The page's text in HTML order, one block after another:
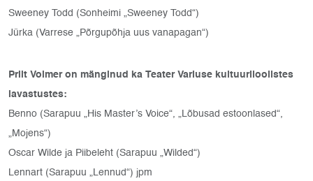
Sweeney Todd (Sonheimi „Sweeney Todd“)
Jürka (Varrese „Põrgupõhja uus vanapagan“)
Priit Volmer on mänginud ka Teater Variuse kultuuriloolistes
lavastustes:
Benno (Sarapuu „His Master’s Voice“, „Lõbusad estoonlased“,
„Mojens“)
Oscar Wilde ja Piibeleht (Sarapuu „Wilded“)
Lennart (Sarapuu „Lennud“) jpm